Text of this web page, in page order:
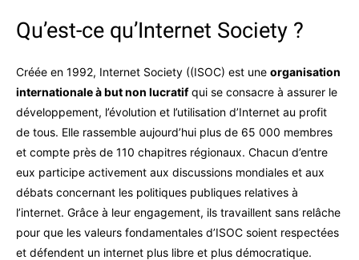
Qu’est-ce qu’Internet Society ?
Créée en 1992, Internet Society ((ISOC) est une organisation
internationale à but non lucratifqui se consacre à assurer le
développement, l’évolution et l’utilisation d’Internet au profit
de tous. Elle rassemble aujourd’hui plus de 65 000 membres
et compte près de 110 chapitres régionaux. Chacun d’entre
eux participe activement aux discussions mondiales et aux
débats concernant les politiques publiques relatives à
l’internet. Grâce à leur engagement, ils travaillent sans relâche
pour que les valeurs fondamentales d’ISOC soient respectées
et défendent un internet plus libre et plus démocratique.